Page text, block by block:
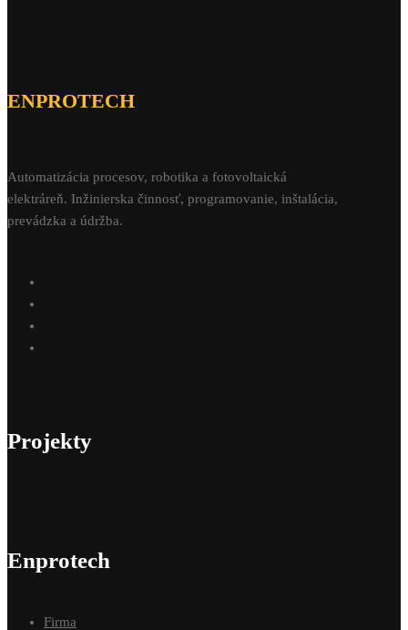
ENPROTECH
Automatizácia procesov, robotika a fotovoltaická
elektráreň. Inžinierska činnosť, programovanie, inštalácia,
prevádzka a údržba.
Projekty
Enprotech
Firma